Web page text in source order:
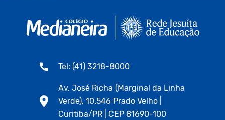
Tel: (41) 3218-8000
Av. José Richa (Marginal da Linha
Verde), 10.546 Prado Velho |
Curitiba/PR | CEP 81690-100